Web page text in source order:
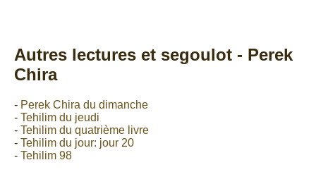
Autres lectures et segoulot - Perek
Chira
- Perek Chira du dimanche
- Tehilim du jeudi
- Tehilim du quatrième livre
- Tehilim du jour: jour 20
- Tehilim 98